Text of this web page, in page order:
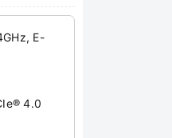
E-
4.0